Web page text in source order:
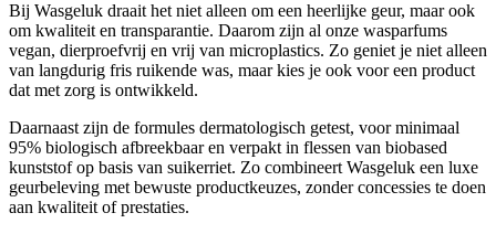
Bij Wasgeluk draait het niet alleen om een heerlijke geur, maar ook
om kwaliteit en transparantie. Daarom zijn al onze wasparfums
vegan, dierproefvrij en vrij van microplastics. Zo geniet je niet alleen
van langdurig fris ruikende was, maar kies je ook voor een product
dat met zorg is ontwikkeld.
Daarnaast zijn de formules dermatologisch getest, voor minimaal
95% biologisch afbreekbaar en verpakt in flessen van biobased
kunststof op basis van suikerriet. Zo combineert Wasgeluk een luxe
geurbeleving met bewuste productkeuzes, zonder concessies te doen
aan kwaliteit of prestaties.